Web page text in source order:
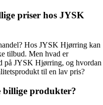
priser hos JYSK
Hos JYSK Hjørring kan
tilbud. Men hvad er
på JYSK Hjørring, og hvordan
til en lav pris?
produkter?